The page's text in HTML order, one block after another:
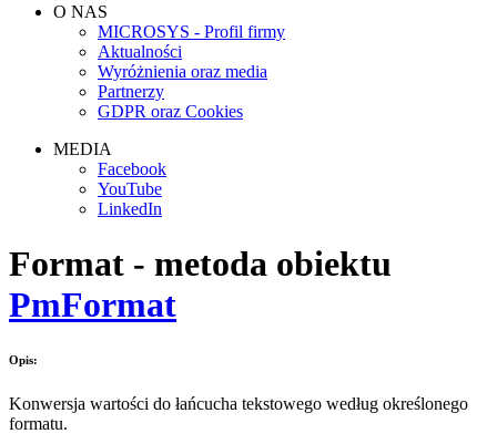
O NAS
MICROSYS - Profil firmy
Aktualności
Wyróżnienia oraz media
Partnerzy
GDPR oraz Cookies
MEDIA
Facebook
YouTube
LinkedIn
Format - metoda obiektu
PmFormat
Opis:
Konwersja wartości do łańcucha tekstowego według określonego
formatu.